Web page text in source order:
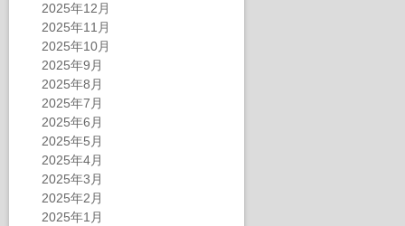
2025年12月
2025年11月
2025年10月
2025年9月
2025年8月
2025年7月
2025年6月
2025年5月
2025年4月
2025年3月
2025年2月
2025年1月